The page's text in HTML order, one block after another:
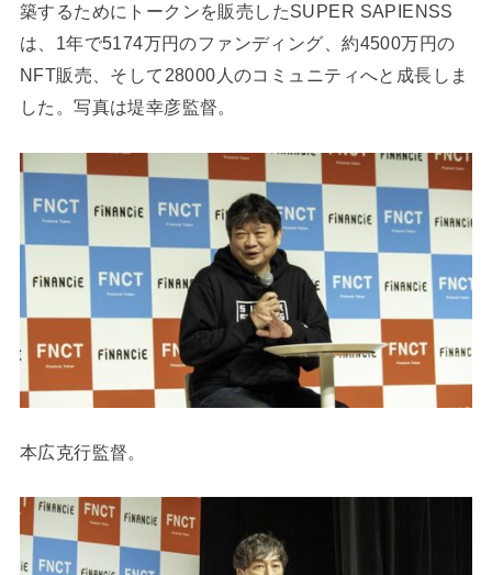
築するためにトークンを販売したSUPER SAPIENSS
は、1年で5174万円のファンディング、約4500万円の
NFT販売、そして28000人のコミュニティへと成長しま
した。写真は堤幸彦監督。
本広克⾏監督。